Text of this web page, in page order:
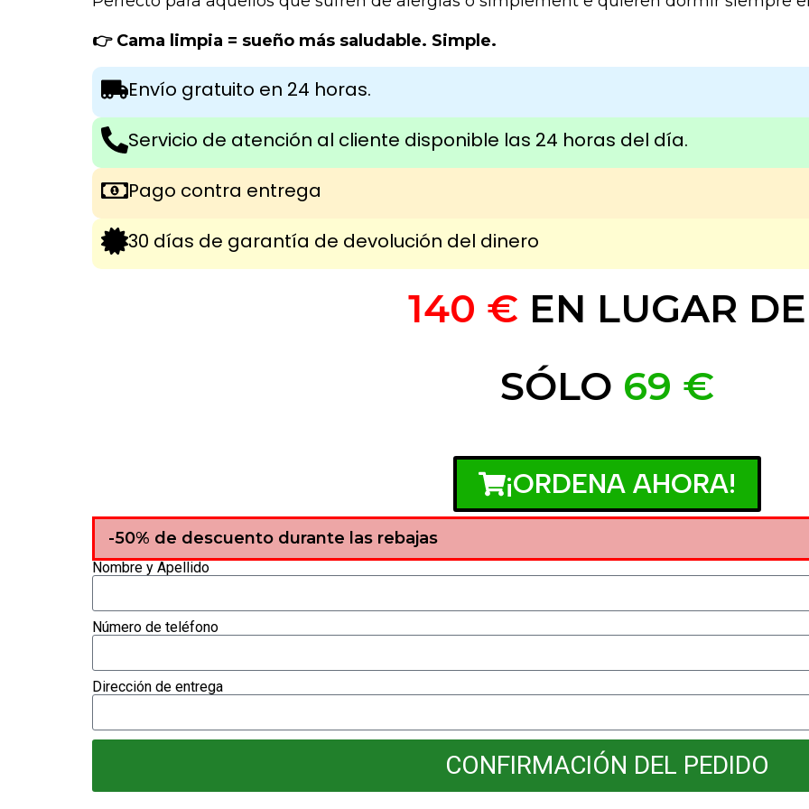
👉 Cama limpia = sueño más saludable. Simple.
Envío gratuito en 24 horas.
Servicio de atención al cliente disponible las 24 horas del día.
Pago contra entrega
30 días de garantía de devolución del dinero
140 € EN LUGAR DE
SÓLO 69 €
¡ORDENA AHORA!
-50% de descuento durante las rebajas
Nombre y Apellido
Número de teléfono
Dirección de entrega
CONFIRMACIÓN DEL PEDIDO